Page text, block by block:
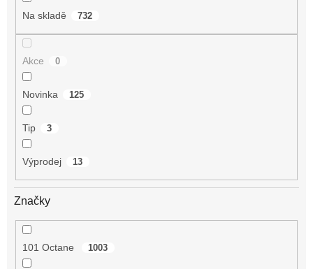
Na skladě 732
Akce 0
Novinka 125
Tip 3
Výprodej 13
Značky
101 Octane 1003